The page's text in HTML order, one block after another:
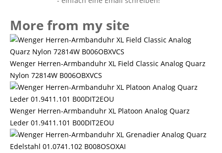
More from my site
Wenger Herren-Armbanduhr XL Field Classic Analog Quarz
Nylon 72814W B006OBXVCS
Wenger Herren-Armbanduhr XL Platoon Analog Quarz
Leder 01.9411.101 B00DIT2EOU